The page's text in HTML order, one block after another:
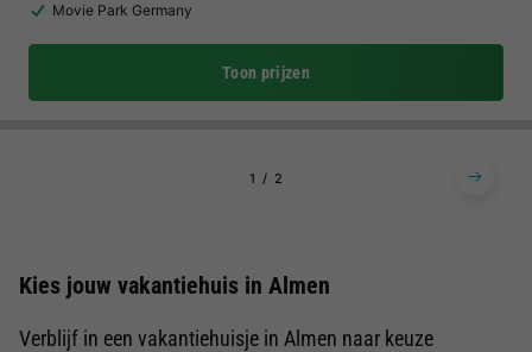
Movie Park Germany
Toon prijzen
1 2
Kies jouw vakantiehuis in Almen
Verblijf in een vakantiehuisje in Almen naar keuze